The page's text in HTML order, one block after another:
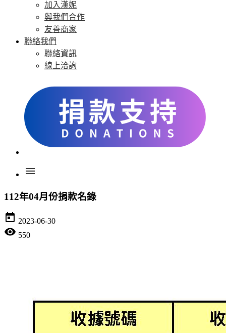
加入漢妮
與我們合作
友善商家
聯絡我們
聯絡資訊
線上洽詢
menu
112年04月份捐款名錄
today 2023-06-30
visibility 550